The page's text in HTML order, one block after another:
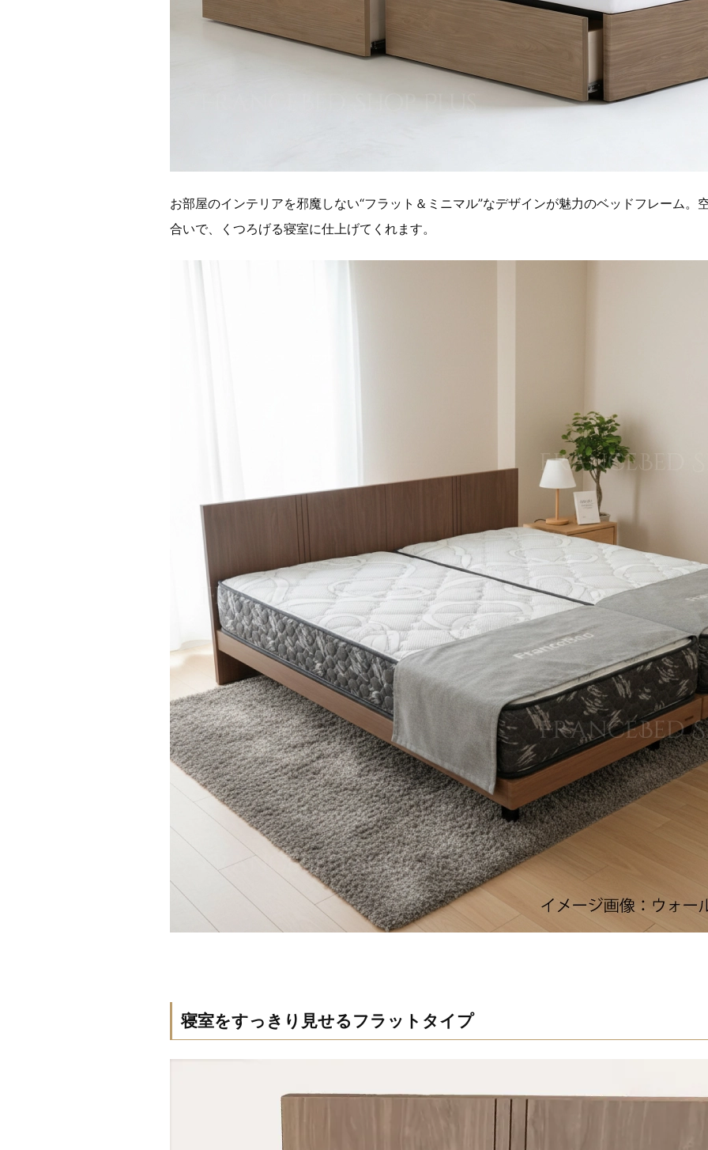
お部屋のインテリアを邪魔しない“フラット＆ミニマル”なデザインが魅力のベッドフレーム。
合いで、くつろげる寝室に仕上げてくれます。
寝室をすっきり見せるフラットタイプ